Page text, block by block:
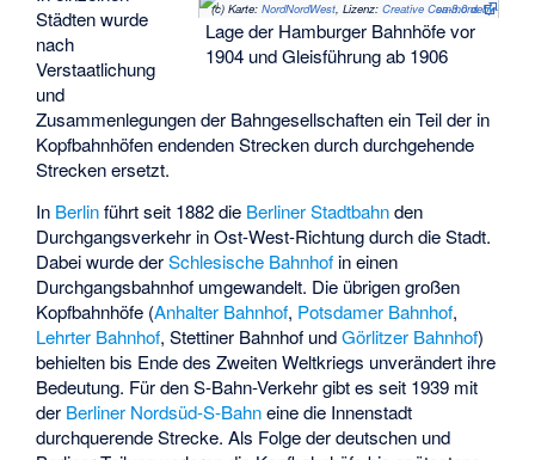
(c) Karte: NordNordWest, Lizenz: Creative Commons by-sa-3.0 de
Lage der Hamburger Bahnhöfe vor
1904 und Gleisführung ab 1906
Städten wurde
nach
Verstaatlichung
und
Zusammenlegungen der Bahngesellschaften ein Teil der in
Kopfbahnhöfen endenden Strecken durch durchgehende
Strecken ersetzt.
In Berlinführt seit 1882 die Berliner Stadtbahnden
Durchgangsverkehr in Ost-West-Richtung durch die Stadt.
Dabei wurde derSchlesische Bahnhof in einen
Durchgangsbahnhof umgewandelt. Die übrigen großen
Kopfbahnhöfe (Anhalter Bahnhof, Potsdamer Bahnhof,
Lehrter Bahnhof,Stettiner Bahnhof undGörlitzer Bahnhof)
behielten bis Ende des Zweiten Weltkriegs unverändert ihre
Bedeutung. Für den S-Bahn-Verkehr gibt es seit 1939 mit
der Berliner Nordsüd-S-Bahneine die Innenstadt
durchquerende Strecke. Als Folge der deutschen und